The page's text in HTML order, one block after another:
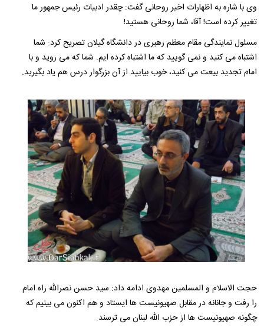
وی با شاره به اظهارات اخیر روحانی گفت: چقدر ادبیات رئیس جمهور ما
تغییر کرده است! آقا، شما روحانی هستید!
مسئول نمایندگی مقام معظم رهبری در دانشگاه گیلان تصریح کرد: شما
اشتباه می کنید و نمی گویید که ما اشتباه کرده ایم. شما که می روید و با
امام تجدید بیعت می کنید، خوب بیایید از آن بزرگوار درس هم یاد بگیرید.
حجت الاسلام و المسلمین مهدوی ادامه داد: سید حسن نصرالله راه امام
را رفت و جانانه در مقابل صهیونیست ها ایستاد و هم اکنون می بینیم که
چگونه صهیونیست ها از حزب الله لبنان می ترسند.